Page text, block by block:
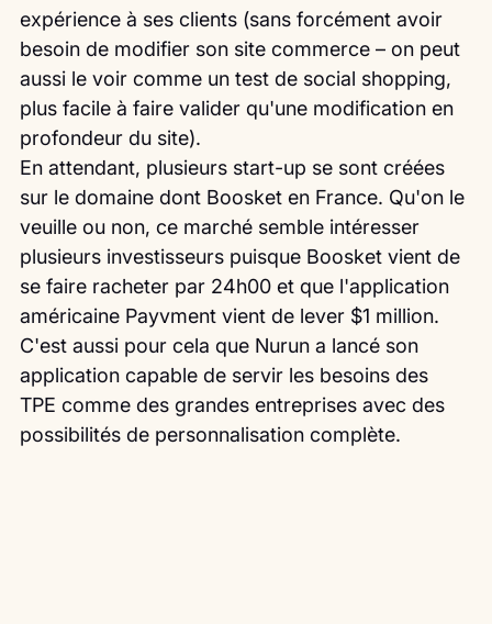
expérience à ses clients (sans forcément avoir
besoin de modifier son site commerce – on peut
aussi le voir comme un test de social shopping,
plus facile à faire valider qu'une modification en
profondeur du site).
En attendant, plusieurs start-up se sont créées
sur le domaine dont Boosket en France. Qu'on le
veuille ou non, ce marché semble intéresser
plusieurs investisseurs puisque Boosket vient de
se faire racheter par 24h00 et que l'application
américaine Payvment vient de lever $1 million.
C'est aussi pour cela que Nurun a lancé son
application capable de servir les besoins des
TPE comme des grandes entreprises avec des
possibilités de personnalisation complète.